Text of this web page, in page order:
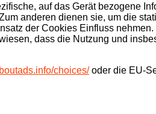
auf das Gerät bezogene
anderen dienen sie, um die
der Cookies Einfluss
dass die Nutzung und
choices/oder die EU-